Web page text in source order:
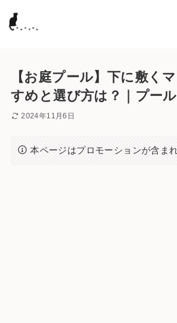
【お庭プール】下に敷く
すめと選び方は？｜プー
2024年11月6日
本ページはプロモーションが含ま